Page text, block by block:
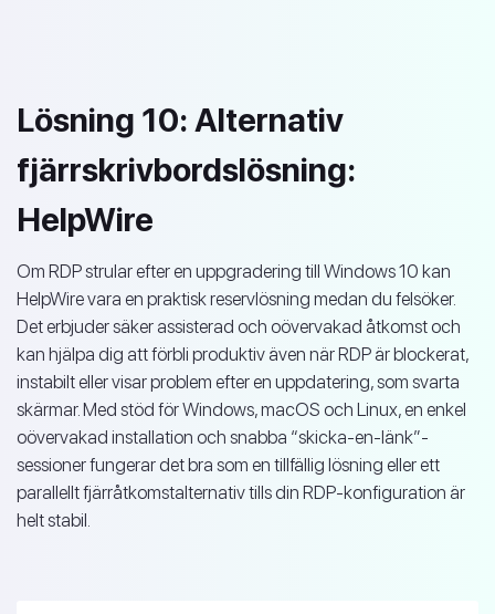
Lösning 10: Alternativ
fjärrskrivbordslösning:
HelpWire
Om RDP strular efter en uppgradering till Windows 10 kan
HelpWire vara en praktisk reservlösning medan du felsöker.
Det erbjuder säker assisterad och oövervakad åtkomst och
kan hjälpa dig att förbli produktiv även när RDP är blockerat,
instabilt eller visar problem efter en uppdatering, som svarta
skärmar. Med stöd för Windows, macOS och Linux, en enkel
oövervakad installation och snabba “skicka-en-länk”-
sessioner fungerar det bra som en tillfällig lösning eller ett
parallellt fjärråtkomstalternativ tills din RDP-konfiguration är
helt stabil.